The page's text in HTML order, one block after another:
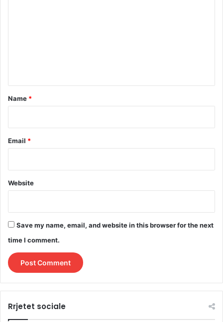
*
Name *
Email *
Website
Save my name, email, and website in this browser for the next
time I comment.
Rrjetet sociale